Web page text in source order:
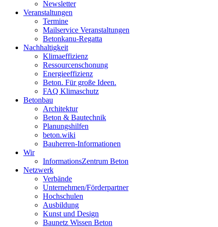
Newsletter
Veranstaltungen
Termine
Mailservice Veranstaltungen
Betonkanu-Regatta
Nachhaltigkeit
Klimaeffizienz
Ressourcenschonung
Energieeffizienz
Beton. Für große Ideen.
FAQ Klimaschutz
Betonbau
Architektur
Beton & Bautechnik
Planungshilfen
beton.wiki
Bauherren-Informationen
Wir
InformationsZentrum Beton
Netzwerk
Verbände
Unternehmen/Förderpartner
Hochschulen
Ausbildung
Kunst und Design
Baunetz Wissen Beton